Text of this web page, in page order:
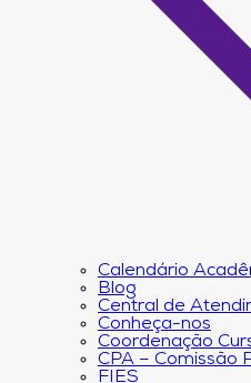
Calendário
Blog
Central de
Conheça-nos
Coordenação
CPA – Comissão
FIES